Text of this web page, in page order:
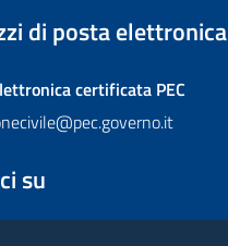
di posta elettronica
certificataPEC
su
Instagram
TwitterYouTubeFlickr